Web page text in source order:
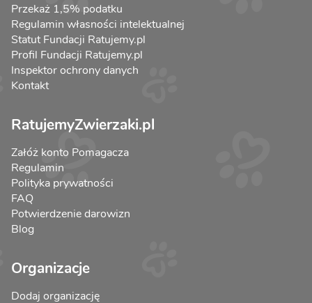
Przekaż 1,5% podatku
Regulamin własności intelektualnej
Statut Fundacji Ratujemy.pl
Profil Fundacji Ratujemy.pl
Inspektor ochrony danych
Kontakt
RatujemyZwierzaki.pl
Załóż konto Pomagacza
Regulamin
Polityka prywatności
FAQ
Potwierdzenie darowizn
Blog
Organizacje
Dodaj organizację